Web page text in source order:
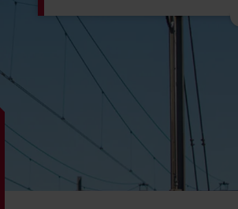
Met de
we zien wat er
figuurlijk
Lees meer